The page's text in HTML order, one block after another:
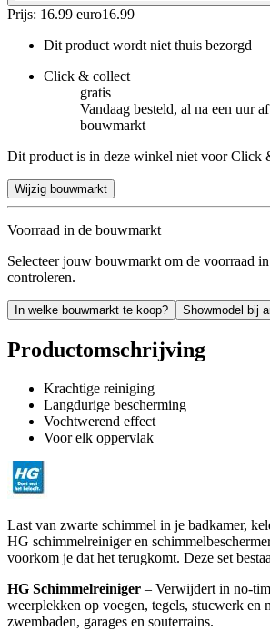
Prijs: 16.99 euro16.99
Dit product wordt niet thuis bezorgd
Click & collect
gratis
Vandaag besteld, al na een uur
bouwmarkt
Dit product is in deze winkel niet voor Click
Wijzig bouwmarkt
Voorraad in de bouwmarkt
Selecteer jouw bouwmarkt om de voorraad
controleren.
In welke bouwmarkt te koop? Showmodel bij
Productomschrijving
Krachtige reiniging
Langdurige bescherming
Vochtwerend effect
Voor elk oppervlak
Last van zwarte schimmel in je badkamer,
HG schimmelreiniger en
voorkom je dat het terugkomt. Deze set
HG Schimmelreiniger – Verwijdert in no-
weerplekken op voegen, tegels, stucwerk en
zwembaden, garages en souterrains.